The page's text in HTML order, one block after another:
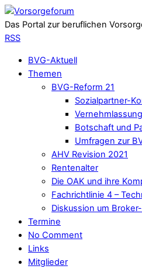
Das Portal zur beruflichen
RSS
BVG-Aktuell
Themen
BVG-Reform 21
Sozialpartner-
Botschaft und
Umfragen zur
AHV Revision 2021
Rentenalter
Die OAK und ihre
Fachrichtlinie 4 –
Diskussion um
Termine
No Comment
Links
Mitglieder